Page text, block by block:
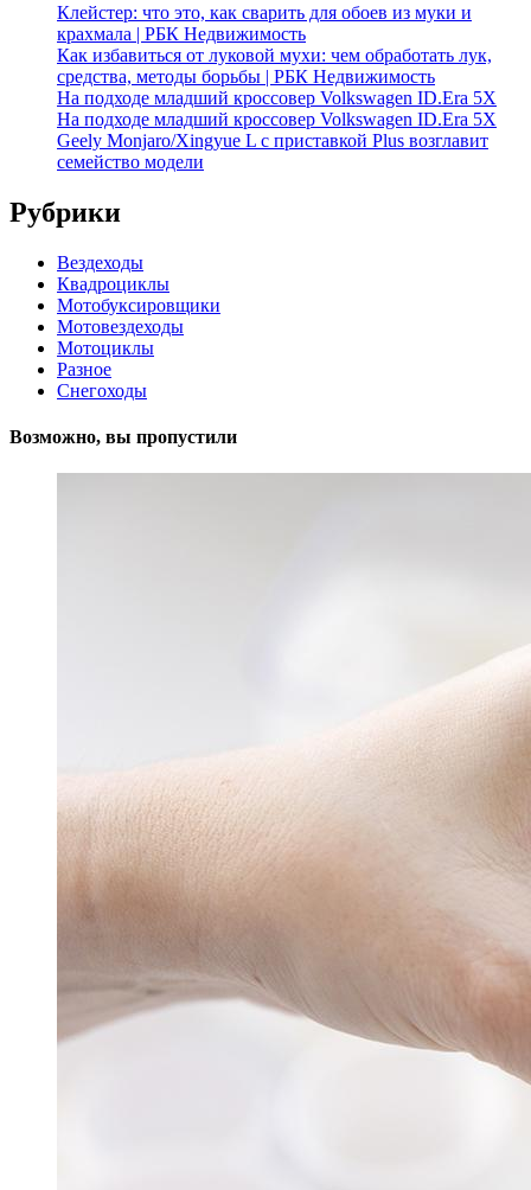
Клейстер: что это, как сварить для обоев из муки и
крахмала | РБК Недвижимость
Как избавиться от луковой мухи: чем обработать лук,
средства, методы борьбы | РБК Недвижимость
На подходе младший кроссовер Volkswagen ID.Era 5X
На подходе младший кроссовер Volkswagen ID.Era 5X
Geely Monjaro/Xingyue L с приставкой Plus возглавит
семейство модели
Рубрики
Вездеходы
Квадроциклы
Мотобуксировщики
Мотовездеходы
Мотоциклы
Разное
Снегоходы
Возможно, вы пропустили